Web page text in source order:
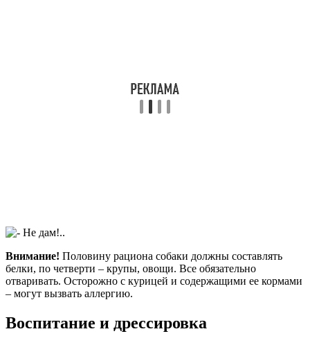
Внимание! Половину рациона собаки должны составлять
белки, по четверти – крупы, овощи. Все обязательно
отваривать. Осторожно с курицей и содержащими ее кормами
– могут вызвать аллергию.
Воспитание и дрессировка